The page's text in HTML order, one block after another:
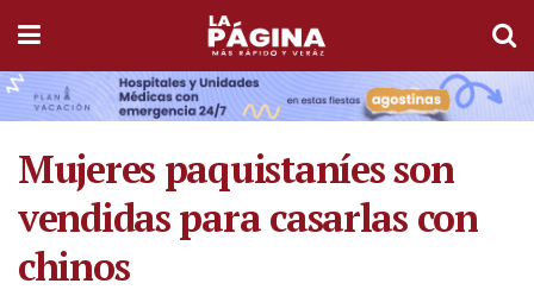
Mujeres paquistaníes son
vendidas para casarlas con
chinos